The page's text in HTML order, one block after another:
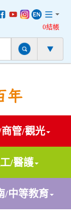
0結帳
年
管/觀光
/醫護
/中等教育